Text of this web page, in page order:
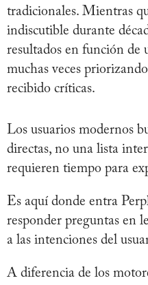
tradicionales. Mientras
indiscutible durante
resultados en función de
muchas veces
recibido críticas.
Los usuarios modernos
directas, no una lista
requieren tiempo para
Es aquí donde entra
responder preguntas en
a las intenciones del
A diferencia de los